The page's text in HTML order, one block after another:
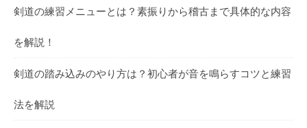
剣道の練習メニューとは？素振りから稽古まで具体的な内容
を解説！
剣道の踏み込みのやり方は？初心者が音を鳴らすコツと練習
法を解説